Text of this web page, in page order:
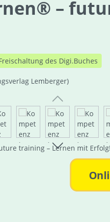
–
des Digi.Buches
Lemberger)